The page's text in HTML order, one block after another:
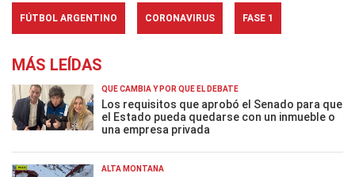
FÚTBOL ARGENTINO CORONAVIRUS FASE 1
MÁS LEÍDAS
QUÉ CAMBIA Y POR QUÉ EL DEBATE
Los requisitos que aprobó el Senado para que
el Estado pueda quedarse con un inmueble o
una empresa privada
ALTA MONTAÑA